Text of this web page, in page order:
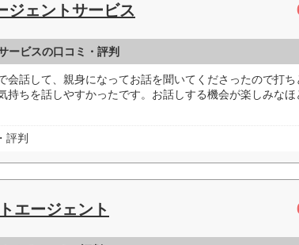
ジェントサービス
ービスの口コミ・評判
会話して、親身になってお話を聞いてくださったので打
持ちを話しやすかったです。お話しする機会が楽しみな
評判
エージェント